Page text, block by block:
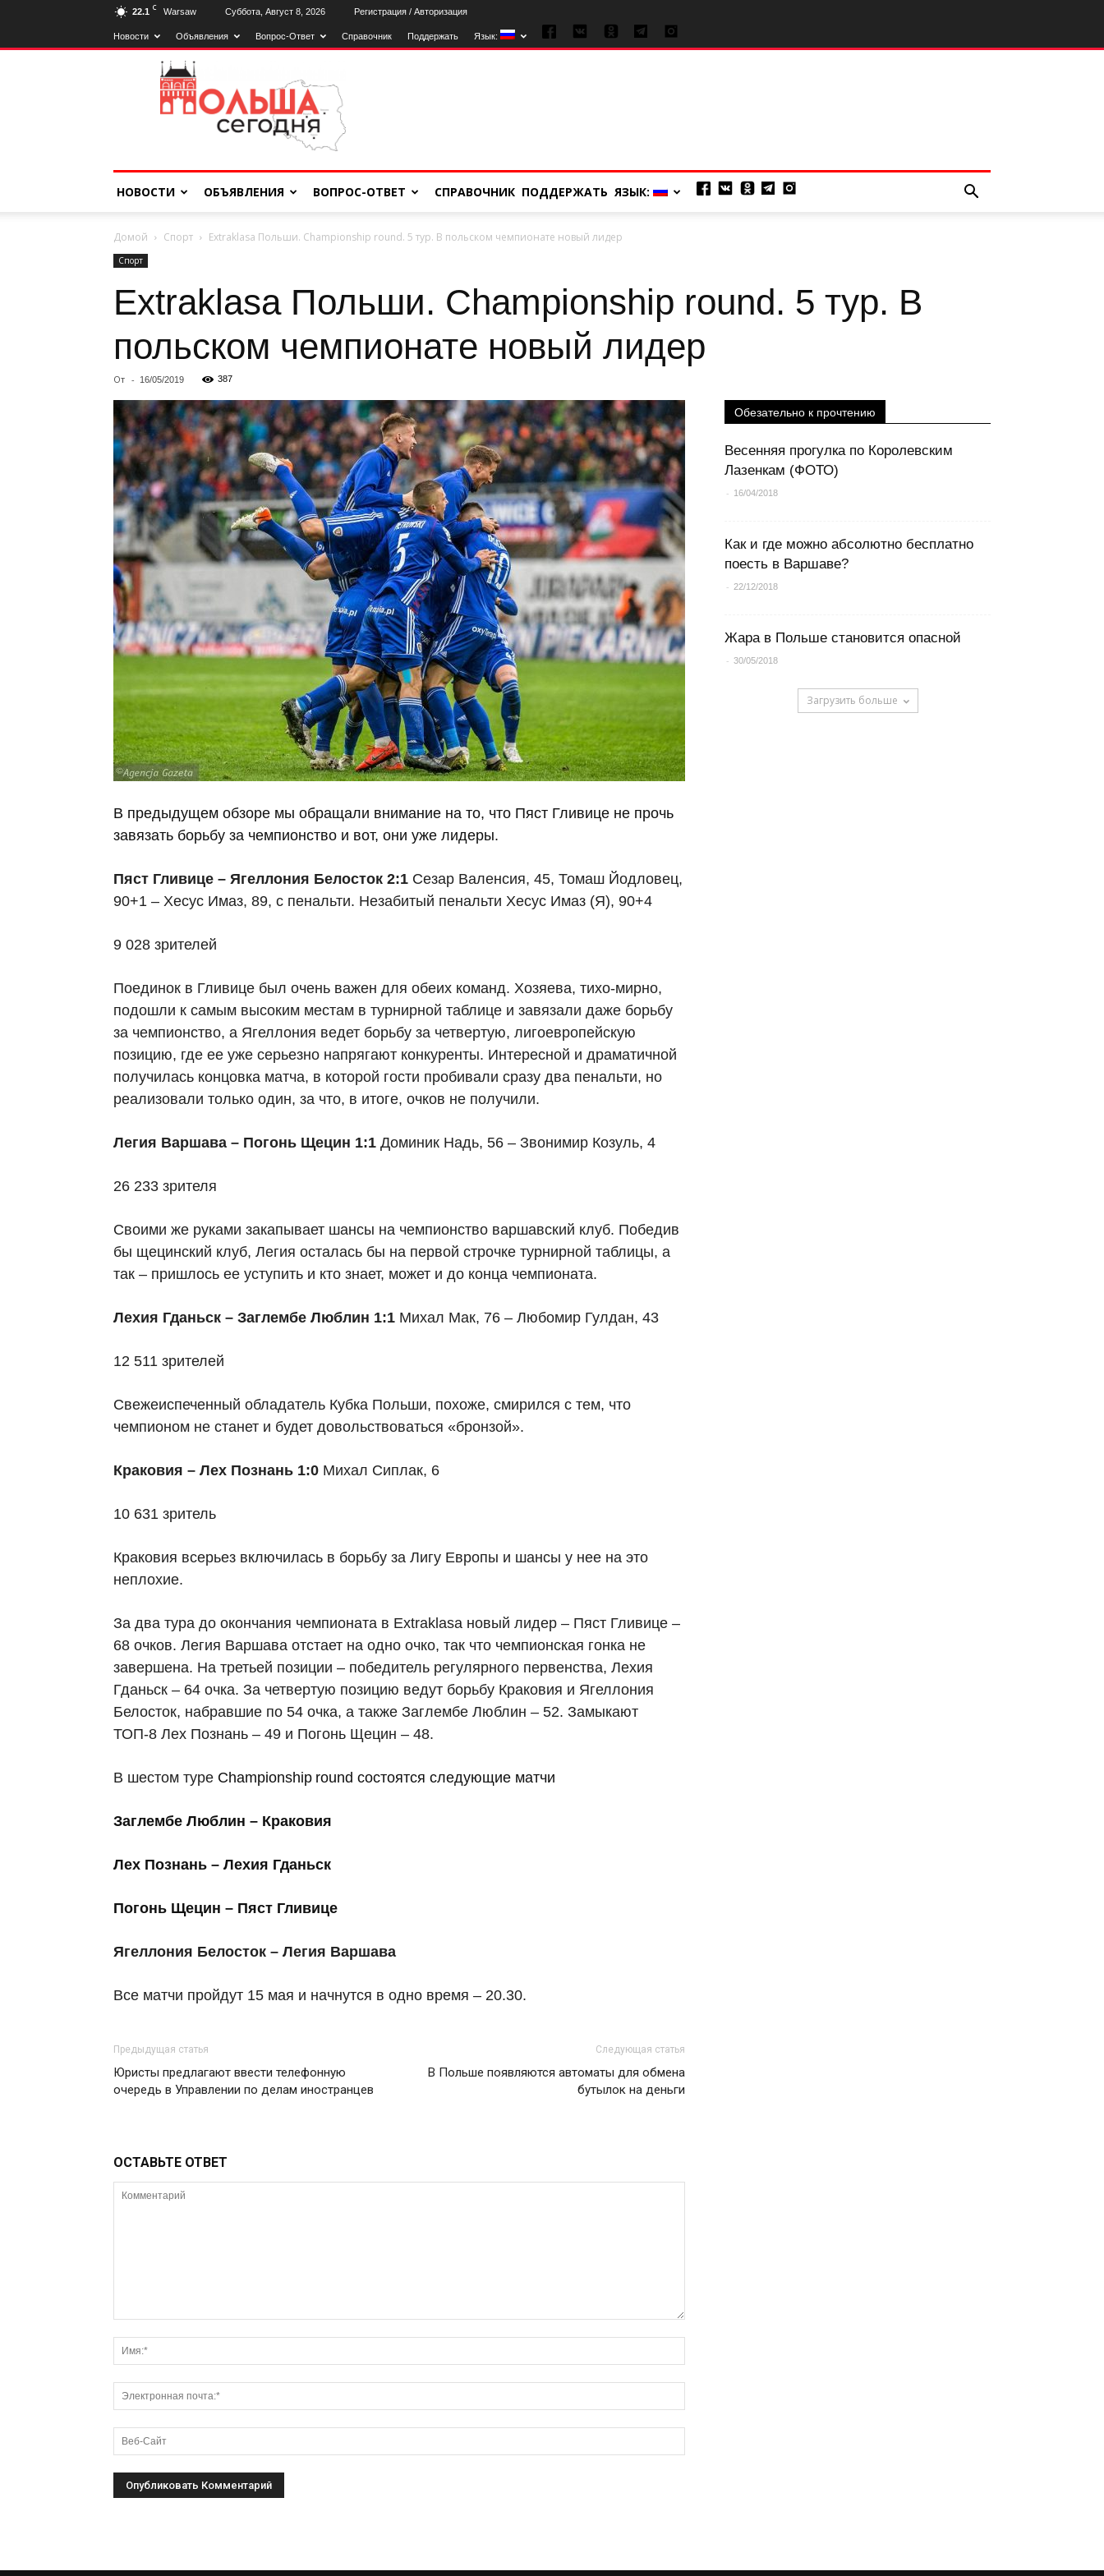
22.1 C Warsaw Суббота, Август 8, 2026 Регистрация / Авторизация
Новости Объявления Вопрос-Ответ Справочник Поддержать Язык:
Польща
Сьогодні
НОВОСТИ ОБЪЯВЛЕНИЯ ВОПРОС-ОТВЕТ СПРАВОЧНИК ПОДДЕРЖАТЬ ЯЗЫК:
Домой Спорт Extraklasa Польши. Championship round. 5 тур. В польском чемпионате новый лидер
Спорт
Extraklasa Польши. Championship round. 5 тур. В
польском чемпионате новый лидер
От - 16/05/2019 387
В предыдущем обзоре мы обращали внимание на то, что Пяст Гливице не прочь
завязать борьбу за чемпионство и вот, они уже лидеры.
Пяст Гливице – Ягеллония Белосток 2:1 Сезар Валенсия, 45, Томаш Йодловец,
90+1 – Хесус Имаз, 89, с пенальти. Незабитый пенальти Хесус Имаз (Я), 90+4
9 028 зрителей
Поединок в Гливице был очень важен для обеих команд. Хозяева, тихо-мирно,
подошли к самым высоким местам в турнирной таблице и завязали даже борьбу
за чемпионство, а Ягеллония ведет борьбу за четвертую, лигоевропейскую
позицию, где ее уже серьезно напрягают конкуренты. Интересной и драматичной
получилась концовка матча, в которой гости пробивали сразу два пенальти, но
реализовали только один, за что, в итоге, очков не получили.
Легия Варшава – Погонь Щецин 1:1 Доминик Надь, 56 – Звонимир Козуль, 4
26 233 зрителя
Своими же руками закапывает шансы на чемпионство варшавский клуб. Победив
бы щецинский клуб, Легия осталась бы на первой строчке турнирной таблицы, а
так – пришлось ее уступить и кто знает, может и до конца чемпионата.
Лехия Гданьск – Заглембе Люблин 1:1 Михал Мак, 76 – Любомир Гулдан, 43
12 511 зрителей
Свежеиспеченный обладатель Кубка Польши, похоже, смирился с тем, что
чемпионом не станет и будет довольствоваться «бронзой».
Краковия – Лех Познань 1:0 Михал Сиплак, 6
10 631 зритель
Краковия всерьез включилась в борьбу за Лигу Европы и шансы у нее на это
неплохие.
За два тура до окончания чемпионата в Extraklasa новый лидер – Пяст Гливице –
68 очков. Легия Варшава отстает на одно очко, так что чемпионская гонка не
завершена. На третьей позиции – победитель регулярного первенства, Лехия
Гданьск – 64 очка. За четвертую позицию ведут борьбу Краковия и Ягеллония
Белосток, набравшие по 54 очка, а также Заглембе Люблин – 52. Замыкают
ТОП-8 Лех Познань – 49 и Погонь Щецин – 48.
В шестом туре Championship round состоятся следующие матчи
Заглембе Люблин – Краковия
Лех Познань – Лехия Гданьск
Погонь Щецин – Пяст Гливице
Ягеллония Белосток – Легия Варшава
Все матчи пройдут 15 мая и начнутся в одно время – 20.30.
Предыдущая статья
Юристы предлагают ввести телефонную
очередь в Управлении по делам иностранцев
Следующая статья
В Польше появляются автоматы для обмена
бутылок на деньги
ОСТАВЬТЕ ОТВЕТ
Обезательно к прочтению
Весенняя прогулка по Королевским
Лазенкам (ФОТО)
- 16/04/2018
Как и где можно абсолютно бесплатно
поесть в Варшаве?
- 22/12/2018
Жара в Польше становится опасной
- 30/05/2018
Загрузить больше